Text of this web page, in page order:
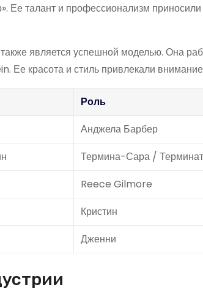
Ее талант и профессионализм
является успешной моделью. Она
Ее красота и стиль привлекали
Роль
Анджела Барбер
Термина-Сара /
Reece Gilmore
Кристин
Дженни